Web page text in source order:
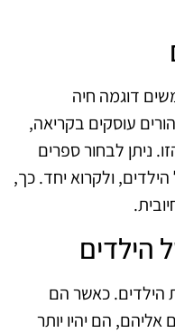
דוגמה חיה
עוסקים בקריאה,
ניתן לבחור ספרים
ולקרוא יחד. כך,
הילדים
הילדים. כאשר הם
הם יהיו יותר